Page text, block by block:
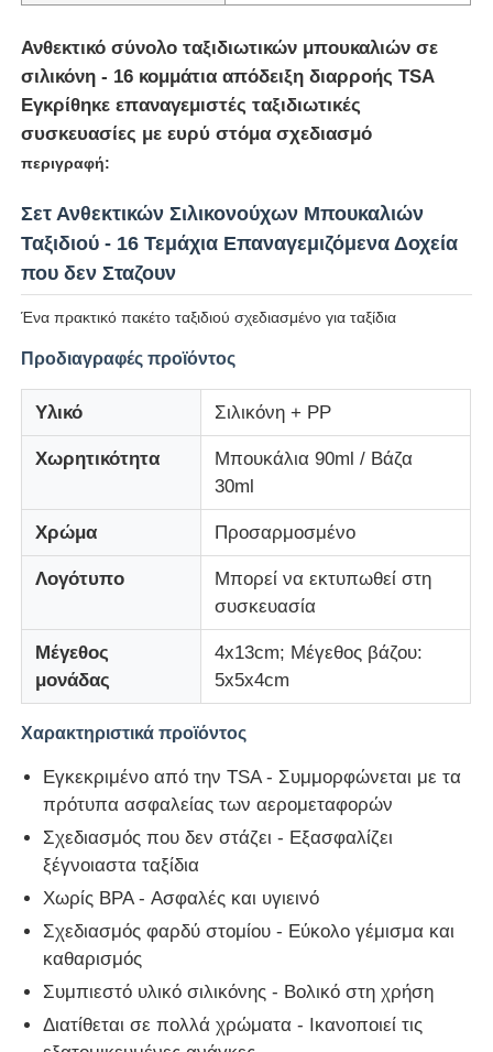
Βίντεο
Σχετικά με εμάς
Έλεγχος Ποιότητας
Ειδήσεις
Σετ Σιλικονούχων Μπουκαλιών Ταξιδιού
δοχείο σιλικόνης ταξιδίου
Σιλικονούχο Αναδιπλούμενο Παγούρι
Προϊόντα κουζίνας από σιλικόνη
Προϊόντα από καουτσούκ σιλικόνης
Ανθεκτικό σύνολο ταξιδιωτικών μπουκαλιών σε
σιλικόνη - 16 κομμάτια απόδειξη διαρροής TSA
Εγκρίθηκε επαναγεμιστές ταξιδιωτικές
συσκευασίες με ευρύ στόμα σχεδιασμό
περιγραφή:
Σετ Ανθεκτικών Σιλικονούχων Μπουκαλιών
Ταξιδιού - 16 Τεμάχια Επαναγεμιζόμενα Δοχεία
που δεν Σταζουν
Ένα πρακτικό πακέτο ταξιδιού σχεδιασμένο για ταξίδια
Προδιαγραφές προϊόντος
Υλικό Σιλικόνη + PP
Χωρητικότητα
Μπουκάλια 90ml / Βάζα
30ml
Χρώμα Προσαρμοσμένο
Λογότυπο
Μπορεί να εκτυπωθεί στη
συσκευασία
Μέγεθος
μονάδας
4x13cm; Μέγεθος βάζου:
5x5x4cm
Χαρακτηριστικά προϊόντος
Εγκεκριμένο από την TSA - Συμμορφώνεται με τα
πρότυπα ασφαλείας των αερομεταφορών
Σχεδιασμός που δεν στάζει - Εξασφαλίζει
ξέγνοιαστα ταξίδια
Χωρίς BPA - Ασφαλές και υγιεινό
Σχεδιασμός φαρδύ στομίου - Εύκολο γέμισμα και
καθαρισμός
Συμπιεστό υλικό σιλικόνης - Βολικό στη χρήση
Διατίθεται σε πολλά χρώματα - Ικανοποιεί τις